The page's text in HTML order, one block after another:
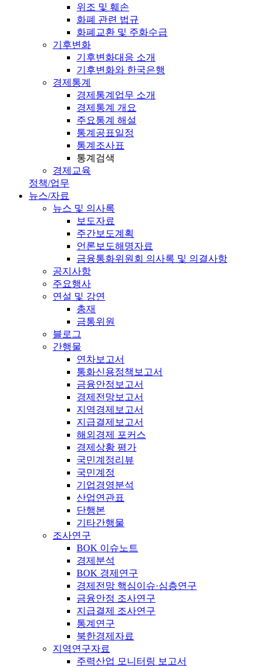
위조 및 훼손
화폐 관련 법규
화폐교환 및 주화수급
기후변화
기후변화대응 소개
기후변화와 한국은행
경제통계
경제통계업무 소개
경제통계 개요
주요통계 해설
통계공표일정
통계조사표
통계검색
경제교육
정책/업무
뉴스/자료
뉴스 및 의사록
보도자료
주간보도계획
언론보도해명자료
금융통화위원회 의사록 및 의결사항
공지사항
주요행사
연설 및 강연
총재
금통위원
블로그
간행물
연차보고서
통화신용정책보고서
금융안정보고서
경제전망보고서
지역경제보고서
지급결제보고서
해외경제 포커스
경제상황 평가
국민계정리뷰
국민계정
기업경영분석
산업연관표
단행본
기타간행물
조사연구
BOK 이슈노트
경제분석
BOK 경제연구
경제전망 핵심이슈·심층연구
금융안정 조사연구
지급결제 조사연구
통계연구
북한경제자료
지역연구자료
주력산업 모니터링 보고서